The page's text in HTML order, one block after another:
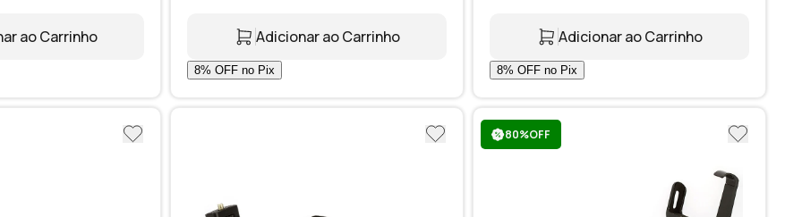
ao Carrinho Adicionar ao Carrinho Adicionar ao Carrinho
80%OFF